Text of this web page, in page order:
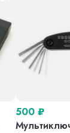
500 ₽